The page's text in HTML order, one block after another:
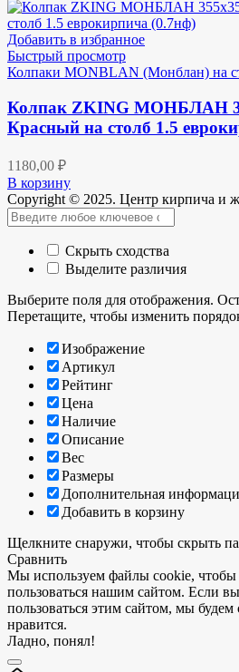
Добавить в избранное
Быстрый просмотр
Колпаки MONBLAN (Монблан) на
Колпак ZKING МОНБЛАН
Красный на столб 1.5
1180,00 ₽
В корзину
Copyright © 2025. Центр кирпича и
Скрыть сходства
Выделите различия
Выберите поля для отображения.
Перетащите, чтобы изменить
Изображение
Артикул
Рейтинг
Цена
Наличие
Описание
Вес
Размеры
Дополнительная
Добавить в корзину
Щелкните снаружи, чтобы скрыть
Сравнить
Мы используем файлы cookie, чтобы
пользоваться нашим сайтом. Если
пользоваться этим сайтом, мы будем
нравится.
Ладно, понял!